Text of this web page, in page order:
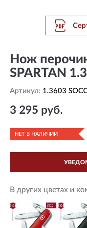
Нож
SPARTAN
Артикул: 1.3603
3 295 руб.
НЕТ В НАЛИЧИИ
В других цветах и